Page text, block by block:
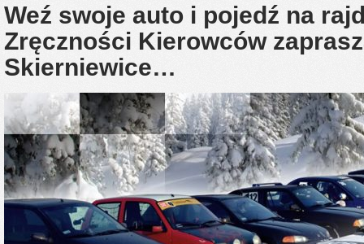
Weź swoje auto i pojedź na
Zręczności Kierowców
Skierniewice…